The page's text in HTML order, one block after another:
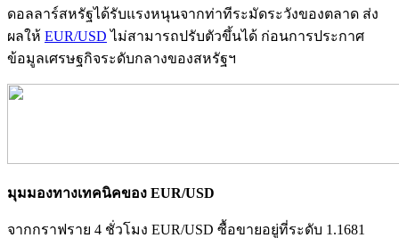
ดอลลาร์สหรัฐได้รับแรงหนุนจากท่าทีระมัดระวังของตลาด ส่ง
ผลให้ EUR/USD ไม่สามารถปรับตัวขึ้นได้ ก่อนการประกาศ
ข้อมูลเศรษฐกิจระดับกลางของสหรัฐฯ
มุมมองทางเทคนิคของ EUR/USD
จากกราฟราย 4 ชั่วโมง EUR/USD ซื้อขายอยู่ที่ระดับ 1.1681